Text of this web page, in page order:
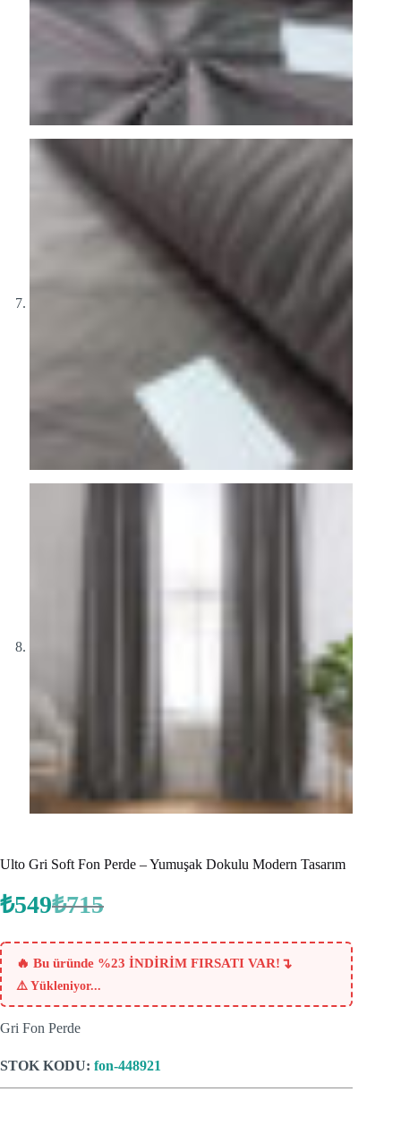
Ulto Gri Soft Fon Perde – Yumuşak Dokulu Modern Tasarım
₺715
Orijinal
₺715.
₺549Şu
fiyat:
₺549.
🔥 Bu üründe %23 İNDİRİM FIRSATI VAR! ↴
⚠️ Yükleniyor...
Gri Fon Perde
STOK KODU: fon-448921